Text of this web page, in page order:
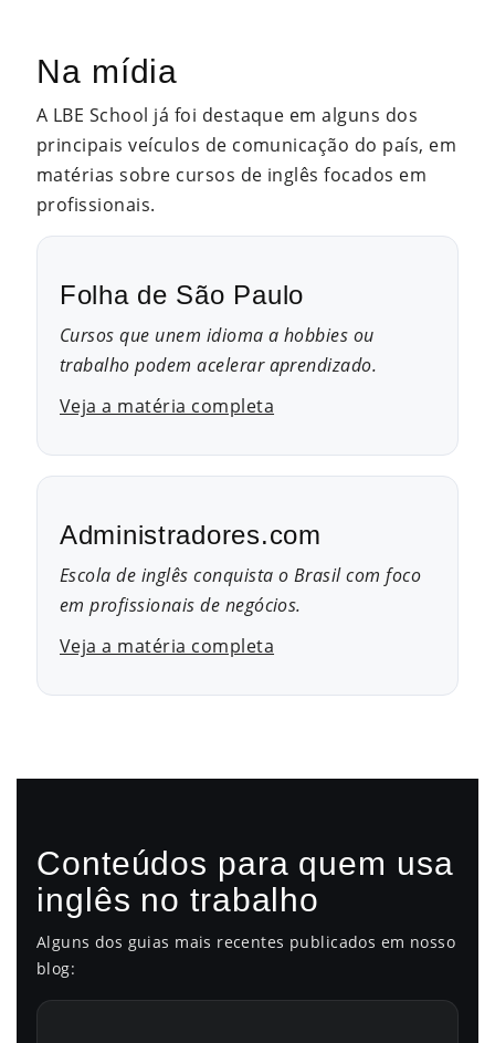
Na mídia
A LBE School já foi destaque em alguns dos
principais veículos de comunicação do país, em
matérias sobre cursos de inglês focados em
profissionais.
Folha de São Paulo
Cursos que unem idioma a hobbies ou
trabalho podem acelerar aprendizado.
Veja a matéria completa
Administradores.com
Escola de inglês conquista o Brasil com foco
em profissionais de negócios.
Veja a matéria completa
Conteúdos para quem usa
inglês no trabalho
Alguns dos guias mais recentes publicados em nosso
blog: